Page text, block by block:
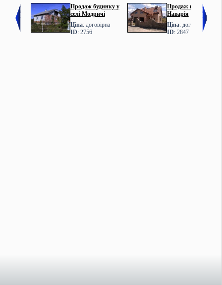
Продаж будинку у
селі Модричі
Ціна: договірна
ID: 2756
Продаж котеджу у с.
Наварія
Ціна: договірна
ID: 2847